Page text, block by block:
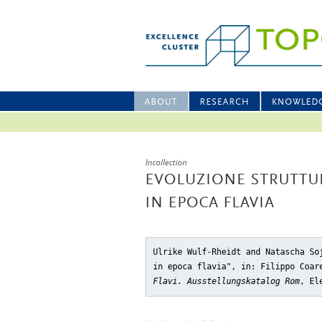
ABOUT RESEARCH
Incollection
EVOLUZIONE
IN EPOCA FLAVIA
Ulrike Wulf-Rheidt and Natascha
in epoca flavia" , in: Filippo
Flavi. Ausstellungskatalog Rom,